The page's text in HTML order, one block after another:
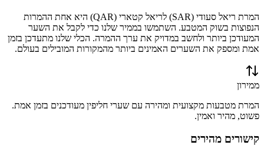
המרת ריאל סעודי (
SAR) לריאל קטארי (
QAR) היא אחת ההמרות
הנפוצות בשוק המטבע. השתמשו בממיר שלנו כדי לקבל את השער
המעודכן ביותר ולחשב במדויק את ערך ההמרה. הכלי שלנו מתעדכן בזמן
אמת ומספק את השערים האמינים ביותר מהמקורות המובילים בעולם.
ממירון
המרת מטבעות מקצועית ומהירה עם שערי חליפין מעודכנים בזמן אמת.
פשוט, מהיר ואמין.
קישורים מהירים